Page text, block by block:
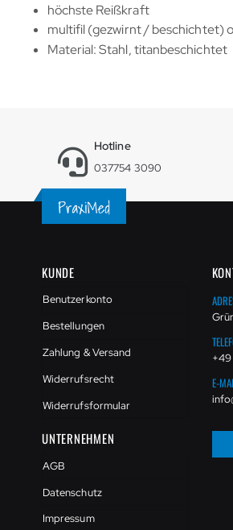
höchste Reißkraft
multifil (gezwirnt / beschichtet)
Material: Stahl, titanbeschichtet
Hotline
037754 3090
KUNDE
Benutzerkonto
Bestellungen
Zahlung & Versand
Widerrufsrecht
Widerrufsformular
UNTERNEHMEN
AGB
Datenschutz
Impressum
E-